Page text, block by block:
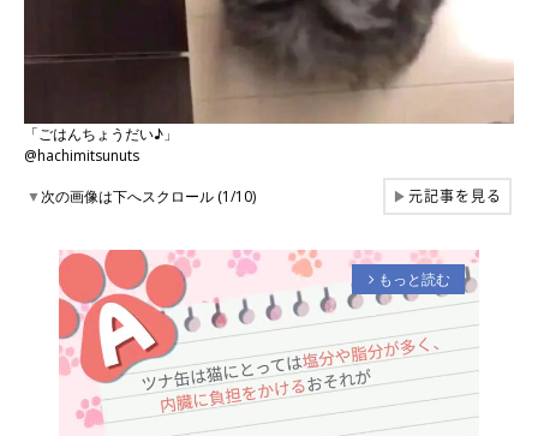
「ごはんちょうだい♪」
@hachimitsunuts
▼次の画像は下へスクロール (1/10) ▶元記事を見る
arrow_forward_ios もっと読む